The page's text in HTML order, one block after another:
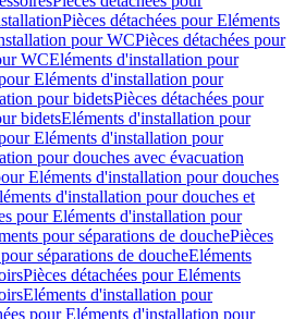
Pièces détachées pour Eléments
pour WCPièces détachées pour
WCEléments d'installation pour
Eléments d'installation pour
pour bidetsPièces détachées pour
bidetsEléments d'installation pour
Eléments d'installation pour
pour douches avec évacuation
Eléments d'installation pour douches
d'installation pour douches et
pour Eléments d'installation pour
pour séparations de douchePièces
séparations de doucheEléments
Pièces détachées pour Eléments
Eléments d'installation pour
pour Eléments d'installation pour